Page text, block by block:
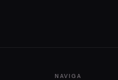
NAVIGA